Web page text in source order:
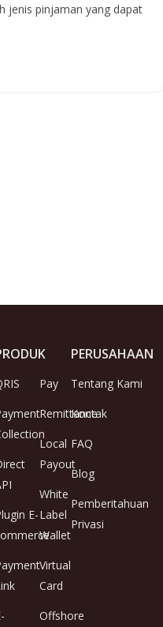
jenis pinjaman yang dapat
E-
Pay
Remittance
Local
Payout
White
Label
Wallet
Virtual
Card
Offshore
PERUSAHAAN
Tentang Kami
Kontak
FAQ
Blog
Pemberitahuan
Privasi